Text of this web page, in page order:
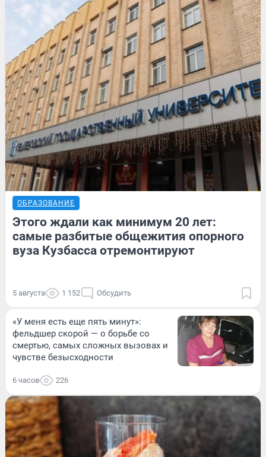
ОБРАЗОВАНИЕ
Этого ждали как минимум 20 лет:
самые разбитые общежития опорного
вуза Кузбасса отремонтируют
5 августа 1 152 Обсудить
«У меня есть еще пять минут»:
фельдшер скорой — о борьбе со
смертью, самых сложных вызовах и
чувстве безысходности
6 часов 226